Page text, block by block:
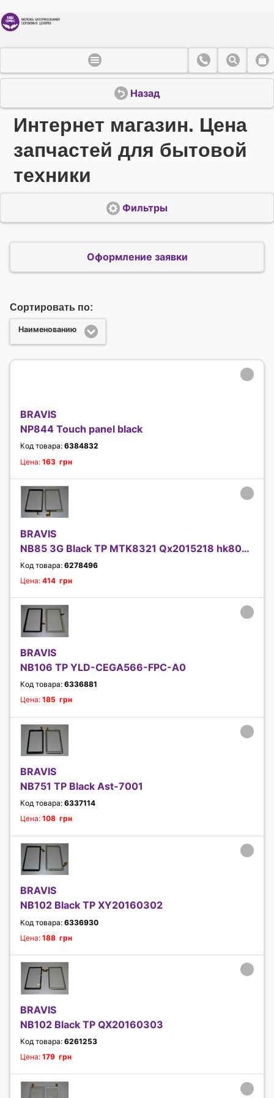
Назад
Интернет магазин. Цена
запчастей для бытовой
техники
Фильтры
Оформление заявки
Сортировать по:
Наименованию
BRAVIS
NP844 Touch panel black
Код товара: 6384832
Цена: 163 грн
BRAVIS
NB85 3G Black TP MTK8321 Qx2015218 hk80dr2798-v01
Код товара: 6278496
Цена: 414 грн
BRAVIS
NB106 TP YLD-CEGA566-FPC-A0
Код товара: 6336881
Цена: 185 грн
BRAVIS
NB751 TP Black Ast-7001
Код товара: 6337114
Цена: 108 грн
BRAVIS
NB102 Black TP XY20160302
Код товара: 6336930
Цена: 188 грн
BRAVIS
NB102 Black TP QX20160303
Код товара: 6261253
Цена: 179 грн